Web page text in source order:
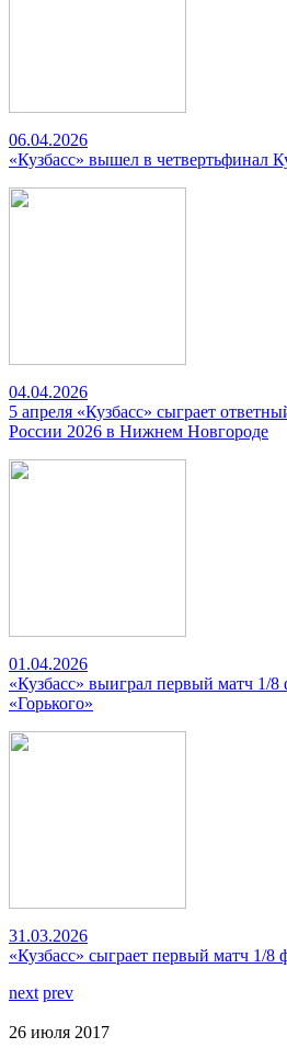
06.04.2026
«Кузбасс» вышел в четвертьфинал
04.04.2026
5 апреля «Кузбасс» сыграет
России 2026 в Нижнем Новгороде
01.04.2026
«Кузбасс» выиграл первый матч 1/
«Горького»
31.03.2026
«Кузбасс» сыграет первый матч 1/8
next prev
26 июля 2017